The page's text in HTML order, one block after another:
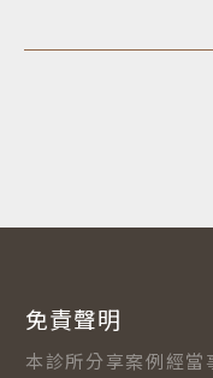
免責聲明
本診所分享案例經